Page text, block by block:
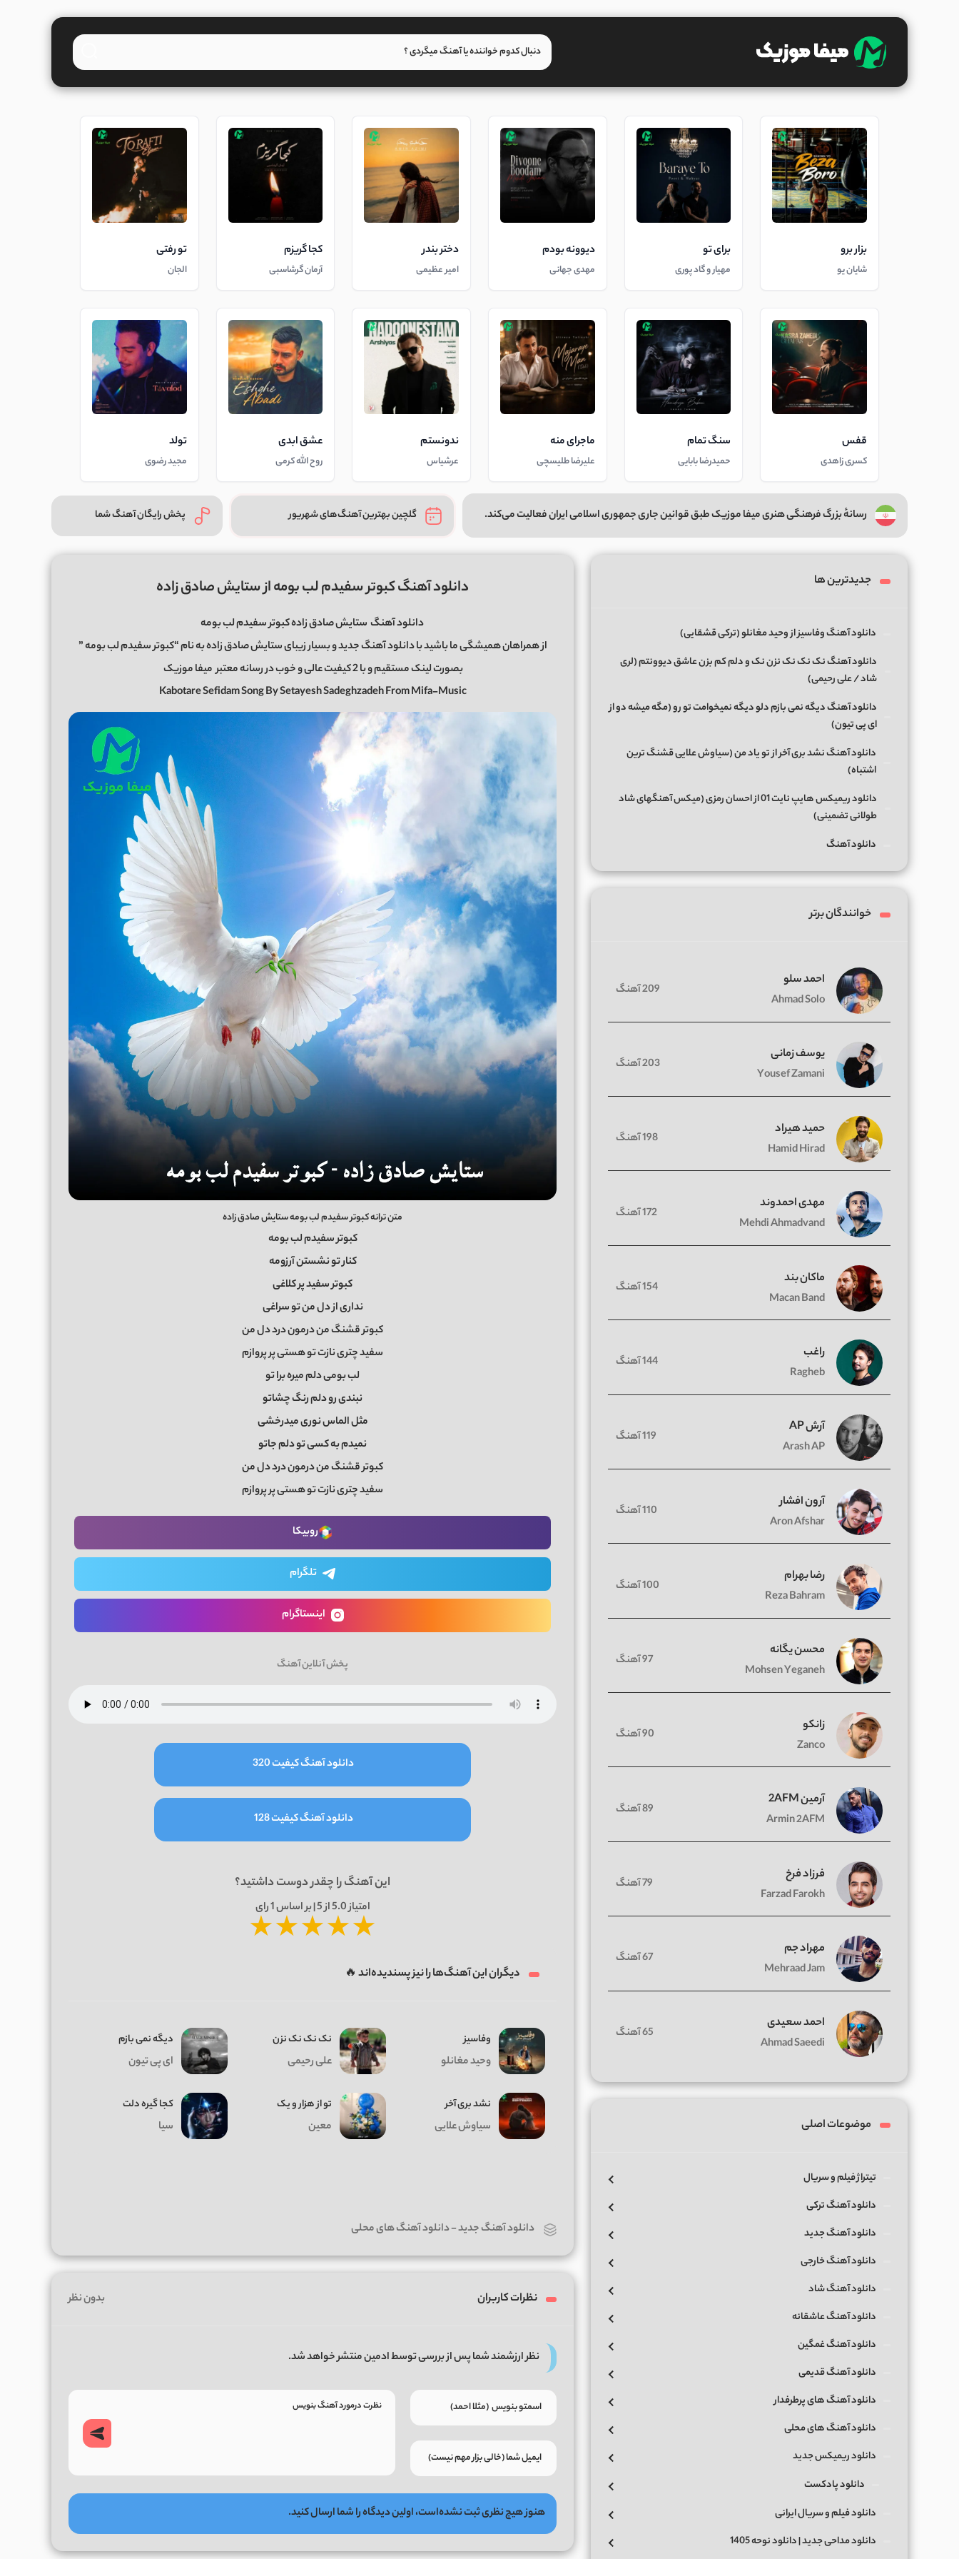
بزار برو
شایان یو
برای تو
مهیار و گاد پوری
دیوونه بودم
مهدی جهانی
دختر بندر
امیر عظیمی
کجا گریزم
آرمان گرشاسبی
تو رفتی
الجان
قفس
کسری زاهدی
سنگ تمام
حمیدرضا بابایی
ماجرای منه
علیرضا طلیسچی
ندونستم
عرشیاس
عشق ابدی
روح الله کرمی
تولد
مجید رضوی
رسانهٔ بزرگ فرهنگی هنری میفا موزیک طبق قوانین جاری جمهوری اسلامی ایران فعالیت می‌کند. گلچین بهترین آهنگ‌های شهریور پخش رایگان آهنگ شما
دانلود آهنگ کبوتر سفیدم لب بومه از ستایش صادق زاده
دانلود آهنگ ستایش صادق زاده کبوتر سفیدم لب بومه
از همراهان همیشگی ما باشید با دانلود آهنگ جدید و بسیار زیبای ستایش صادق زاده به نام “کبوتر سفیدم لب بومه ”
بصورت لینک مستقیم و با 2 کیفیت عالی و خوب در رسانه معتبر
میفا موزیک
Kabotare Sefidam Song By Setayesh Sadeghzadeh From Mifa-Music
متن ترانه کبوتر سفیدم لب بومه ستایش صادق زاده
کبوتر سفیدم لب بومه
کنار تو نشستن آرزومه
کبوتر سفید پر کلاغی
نداری از دل من تو سراغی
کبوتر قشنگ من درمون درد دل من
سفید چتری نازت تو هستی پر پروازم
لب بومی دلم میره برا تو
نبندی رو دلم رنگ چشاتو
مثل الماس نوری میدرخشی
نمیدم به کسی تو دلم جاتو
کبوتر قشنگ من درمون درد دل من
سفید چتری نازت تو هستی پر پروازم
روبیکا
تلگرام
اینستاگرام
پخش آنلاین آهنگ
دانلود آهنگ کیفیت 320
دانلود آهنگ کیفیت 128
این آهنگ را چقدر دوست داشتید؟
امتیاز5.0از 5 | بر اساس 1رای
★★★★★
دیگران این آهنگ‌ها را نیز پسندیده‌اند 🔥
وفاسیز
وحید مغانلو
نک نک نک نزن
علی رحیمی
دیگه نمی بازم
ای پی تیون
نشد بری آخر
سیاوش علایی
تو از هزار و یک
معین
کجا گیره دلت
سیا
دانلود آهنگ جدید-دانلود آهنگ های محلی
نظرات کاربران بدون نظر
نظر ارزشمند شما پس از بررسی توسط ادمین منتشر خواهد شد.
هنوز هیچ نظری ثبت نشده‌است، اولین دیدگاه را شما ارسال کنید.
جدیدترین ها
دانلود آهنگ وفاسیز از وحید مغانلو (ترکی قشقایی)
دانلود آهنگ نک نک نک نزن نک و دلم کم بزن عاشق دیوونتم (لری
شاد / علی رحیمی)
دانلود آهنگ دیگه نمی بازم دلو دیگه نمیخوامت تو رو (مگه میشه دو از
ای پی تیون)
دانلود آهنگ نشد بری آخر از تو یاد من (سیاوش علایی قشنگ ترین
اشتباه)
دانلود ریمیکس هایپ نایت 01 از احسان رمزی (میکس آهنگهای شاد
طولانی تضمینی)
دانلود آهنگ
خوانندگان برتر
احمد سلو
Ahmad Solo
209 آهنگ
یوسف زمانی
Yousef Zamani
203 آهنگ
حمید هیراد
Hamid Hirad
198 آهنگ
مهدی احمدوند
Mehdi Ahmadvand
172 آهنگ
ماکان بند
Macan Band
154 آهنگ
راغب
Ragheb
144 آهنگ
آرش AP
Arash AP
119 آهنگ
آرون افشار
Aron Afshar
110 آهنگ
رضا بهرام
Reza Bahram
100 آهنگ
محسن یگانه
Mohsen Yeganeh
97 آهنگ
زانکو
Zanco
90 آهنگ
آرمین 2AFM
Armin 2AFM
89 آهنگ
فرزاد فرخ
Farzad Farokh
79 آهنگ
مهراد جم
Mehraad Jam
67 آهنگ
احمد سعیدی
Ahmad Saeedi
65 آهنگ
موضوعات اصلی
تیتراژ فیلم و سریال
دانلود آهنگ ترکی
دانلود آهنگ جدید
دانلود آهنگ خارجی
دانلود آهنگ شاد
دانلود آهنگ عاشقانه
دانلود آهنگ غمگین
دانلود آهنگ قدیمی
دانلود آهنگ های پرطرفدار
دانلود آهنگ های محلی
دانلود ریمیکس جدید
دانلود پادکست
دانلود فیلم و سریال ایرانی
دانلود مداحی جدید | دانلود نوحه 1405